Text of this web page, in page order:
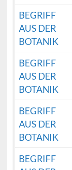
BEGRIFF
AUS DER
BOTANIK
BEGRIFF
AUS DER
BOTANIK
BEGRIFF
AUS DER
BOTANIK
BEGRIFF